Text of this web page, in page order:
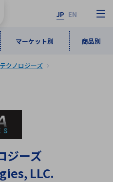
JP EN
マーケット別 商品別
ルDXソリューション
ーク
ティ
宇宙・防衛
検査・分析機器
クノロジーズ
ジーズ
LLC.